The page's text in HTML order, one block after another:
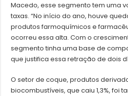
Macedo, esse segmento tem uma
taxas. “No início do ano, houve
produtos farmoquímicos e
ocorreu essa alta. Com o
segmento tinha uma base de
que justifica essa retração de dois
O setor de coque, produtos
biocombustíveis, que caiu 1,3%, foi